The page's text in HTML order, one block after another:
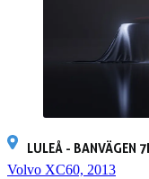
LULEÅ - BANVÄGEN
Volvo XC60, 2013